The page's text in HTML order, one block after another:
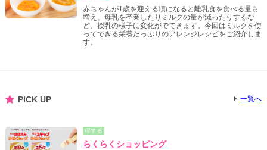
赤ちゃんが1歳を迎える頃になると離乳食を食べる量も
増え、母乳を卒業したりミルクの量が減ったりするな
ど、授乳の様子に変化がでてきます。今回はミルクを使
ってできる栄養たっぷりのアレンジレシピをご紹介しま
す。
PICK UP 一覧へ
得する
らくらくショッピング